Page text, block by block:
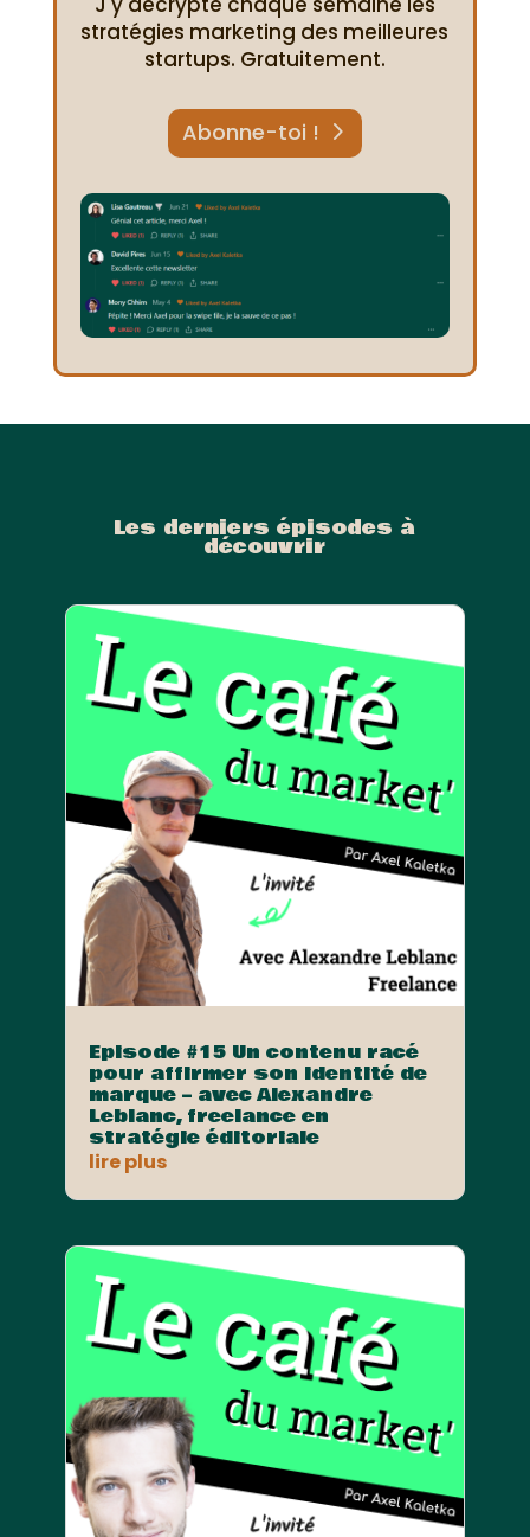
stratégies marketing des meilleures
startups. Gratuitement.
Abonne-toi !
Les derniers épisodes à
découvrir
Episode #15 Un contenu racé
pour affirmer son identité de
marque – avec Alexandre
Leblanc, freelance en
stratégie éditoriale
lire plus